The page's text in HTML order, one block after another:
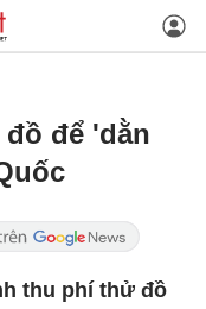
để 'dằn
thu phí thử đồ